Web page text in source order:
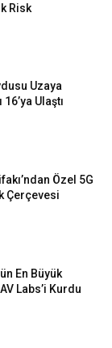
Risk
Uzaya
Ulaştı
Özel 5G
Çerçevesi
En Büyük
Labs’i Kurdu